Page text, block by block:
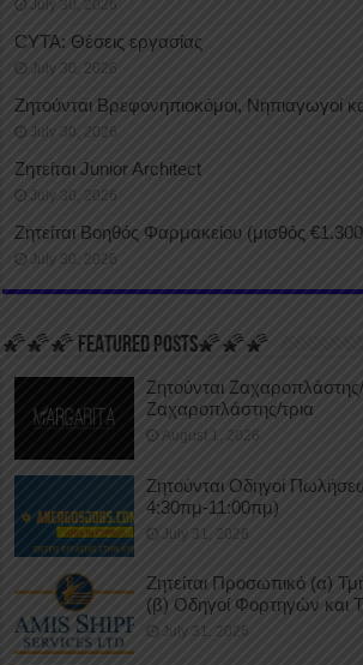
July 30, 2026
CYTA: Θέσεις εργασίας
July 30, 2026
Ζητούνται Βρεφονηπιοκόμοι, Νηπιαγωγοί
July 30, 2026
Ζητείται Junior Architect
July 30, 2026
Ζητείται Βοηθός Φαρμακείου (μισθός
July 30, 2026
🌠🌠🌠 FEATURED POSTS🌠🌠🌠
Ζητούνται
Ζαχαροπλάστης/τρια
August 1, 2026
Ζητούνται Οδηγοί
4:30πμ-11:00πμ)
July 31, 2026
Ζητείται Προσωπικό (α)
(β) Οδηγοί Φορτηγών και
July 31, 2026